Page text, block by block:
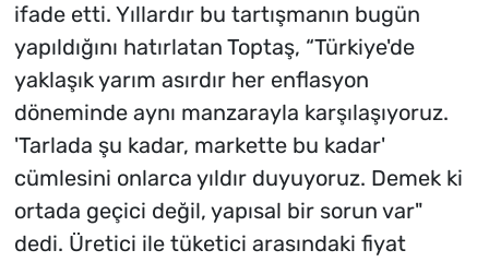
ifade etti. Yıllardır bu tartışmanın bugün
yapıldığını hatırlatan Toptaş, “Türkiye'de
yaklaşık yarım asırdır her enflasyon
döneminde aynı manzarayla karşılaşıyoruz.
'Tarlada şu kadar, markette bu kadar'
cümlesini onlarca yıldır duyuyoruz. Demek ki
ortada geçici değil, yapısal bir sorun var"
dedi. Üretici ile tüketici arasındaki fiyat